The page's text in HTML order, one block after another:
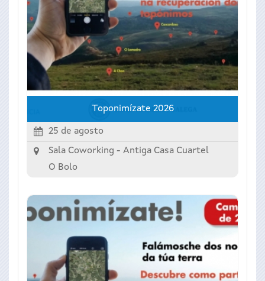
Toponimízate 2026
25 de agosto
Sala Coworking - Antiga Casa Cuartel
O Bolo